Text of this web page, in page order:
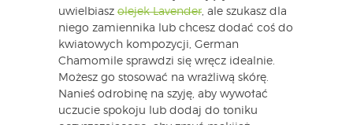
uwielbiasz olejek Lavender, ale szukasz dla
niego zamiennika lub chcesz dodać coś do
kwiatowych kompozycji, German
Chamomile sprawdzi się wręcz idealnie.
Możesz go stosować na wrażliwą skórę.
Nanieś odrobinę na szyję, aby wywołać
uczucie spokoju lub dodaj do toniku